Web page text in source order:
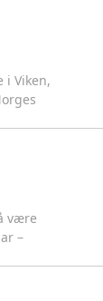
i Viken,
være
–